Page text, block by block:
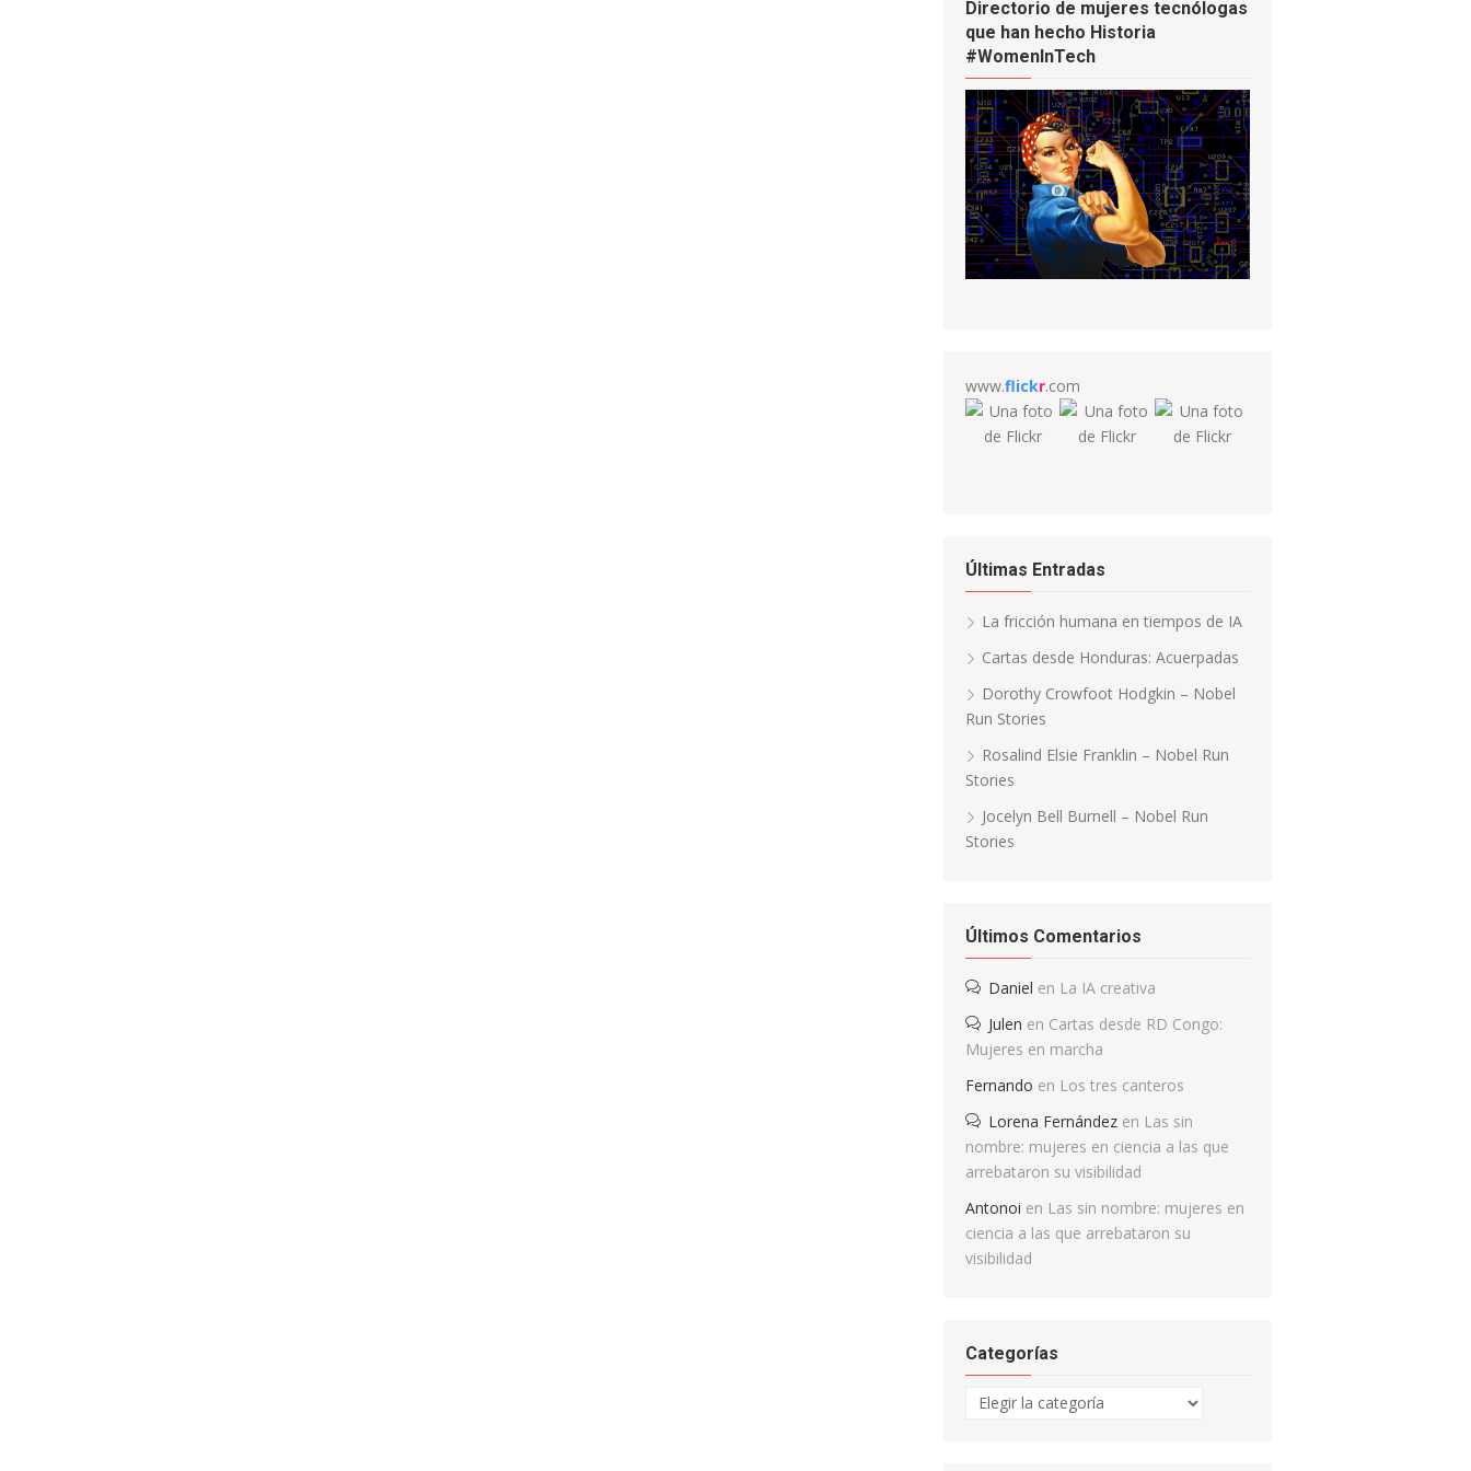
Directorio de mujeres tecnólogas
que han hecho Historia
#WomenInTech
www.flickr.com
Últimas Entradas
La fricción humana en tiempos de IA
Cartas desde Honduras: Acuerpadas
Dorothy Crowfoot Hodgkin – Nobel
Run Stories
Rosalind Elsie Franklin – Nobel Run
Stories
Jocelyn Bell Burnell – Nobel Run
Stories
Últimos Comentarios
Daniel en La IA creativa
Julen en Cartas desde RD Congo:
Mujeres en marcha
Fernando en Los tres canteros
Lorena Fernández en Las sin
nombre: mujeres en ciencia a las que
arrebataron su visibilidad
Antonoi en Las sin nombre: mujeres en
ciencia a las que arrebataron su
visibilidad
Categorías
Categorías